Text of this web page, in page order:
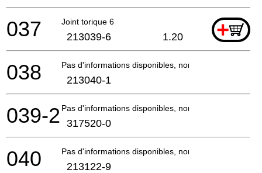
Joint torique 6 +
037 213039-6 1.20
Pas d'informations disponibles, non commandable
038 213040-1
Pas d'informations disponibles, non commandable
039-2 317520-0
Pas d'informations disponibles, non commandable
040 213122-9